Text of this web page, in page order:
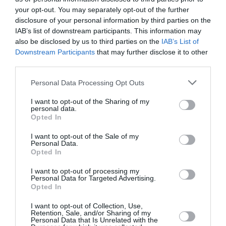
your opt-out. You may separately opt-out of the further
disclosure of your personal information by third parties on the
IAB’s list of downstream participants. This information may
also be disclosed by us to third parties on the IAB’s List of
Downstream Participants that may further disclose it to other
Please note that this website/app uses one or more Google
not limited to your visit or usage behaviour. You may click to
grant or deny consent to Google and its third-party tags to
use your data for below specified purposes in below Google
consent section.
Personal Data Processing Opt Outs
I want to opt-out of the Sharing of my
personal data.
Opted In
I want to opt-out of the Sale of my
Personal Data.
Opted In
I want to opt-out of processing my
Personal Data for Targeted Advertising.
Opted In
I want to opt-out of Collection, Use,
Retention, Sale, and/or Sharing of my
Personal Data that Is Unrelated with the
Σύμφωνα με την αυτόματη λύση του Γεωδυναμικού Ινσ...
22 Ιουνίου 2026
πρόσβαση στην παραλία «Ναυάγιο»